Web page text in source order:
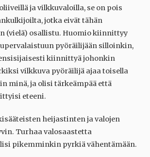
ja vilkkuvaloilla, se on pois
jotka eivät tähän
(vielä) osallistu. Huomio kiinnittyy
pyöräilijään silloinkin,
kiinnittyä johonkin
vilkkuva pyöräilijä ajaa toisella
minä, ja olisi tärkeämpää että
eteeni.
heijastinten ja valojen
Turhaa valosaastetta
pikemminkin pyrkiä vähentämään.